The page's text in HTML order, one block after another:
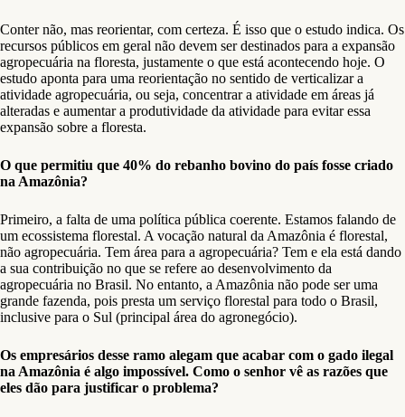
Conter não, mas reorientar, com certeza. É isso que o estudo indica. Os
recursos públicos em geral não devem ser destinados para a expansão
agropecuária na floresta, justamente o que está acontecendo hoje. O
estudo aponta para uma reorientação no sentido de verticalizar a
atividade agropecuária, ou seja, concentrar a atividade em áreas já
alteradas e aumentar a produtividade da atividade para evitar essa
expansão sobre a floresta.
O que permitiu que 40% do rebanho bovino do país fosse criado
na Amazônia?
Primeiro, a falta de uma política pública coerente. Estamos falando de
um ecossistema florestal. A vocação natural da Amazônia é florestal,
não agropecuária. Tem área para a agropecuária? Tem e ela está dando
a sua contribuição no que se refere ao desenvolvimento da
agropecuária no Brasil. No entanto, a Amazônia não pode ser uma
grande fazenda, pois presta um serviço florestal para todo o Brasil,
inclusive para o Sul (principal área do agronegócio).
Os empresários desse ramo alegam que acabar com o gado ilegal
na Amazônia é algo impossível. Como o senhor vê as razões que
eles dão para justificar o problema?